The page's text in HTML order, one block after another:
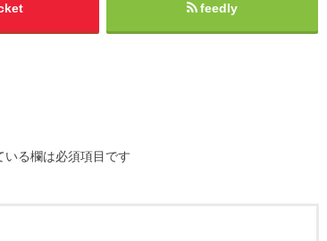
feedly
いる欄は必須項目です